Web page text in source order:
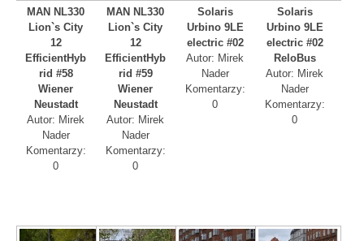
MAN NL330
Lion`s City
12
EfficientHyb
rid #58
Wiener
Neustadt
Autor: Mirek
Nader
Komentarzy:
0
MAN NL330
Lion`s City
12
EfficientHyb
rid #59
Wiener
Neustadt
Autor: Mirek
Nader
Komentarzy:
0
Solaris
Urbino 9LE
electric #02
Autor: Mirek
Nader
Komentarzy:
0
Solaris
Urbino 9LE
electric #02
ReloBus
Autor: Mirek
Nader
Komentarzy:
0